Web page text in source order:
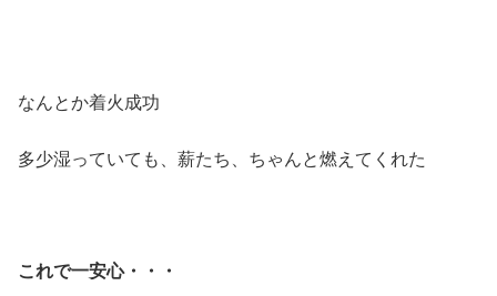
なんとか着火成功
多少湿っていても、薪たち、ちゃんと燃えてくれた
これで一安心・・・